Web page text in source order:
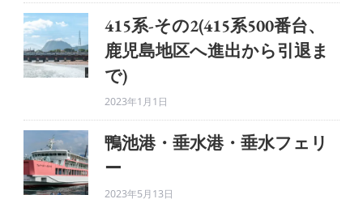
415系-その2(415系500番台、
鹿児島地区へ進出から引退ま
で)
2023年1月1日
鴨池港・垂水港・垂水フェリ
ー
2023年5月13日